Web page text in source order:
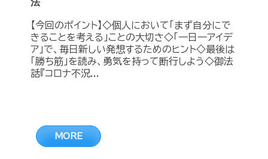
【今回のポイント】◇個人において「まず自分にで
きることを考える」ことの大切さ◇「一日一アイデ
ア」で、毎日新しい発想するためのヒント◇最後は
「勝ち筋」を読み、勇気を持って断行しよう◇御法
話『コロナ不況...
MORE